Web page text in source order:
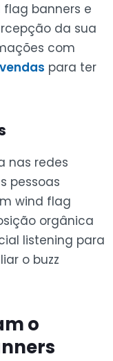
banners e
da sua
com
para ter
nas redes
pessoas
wind flag
orgânica
listening para
o buzz
o